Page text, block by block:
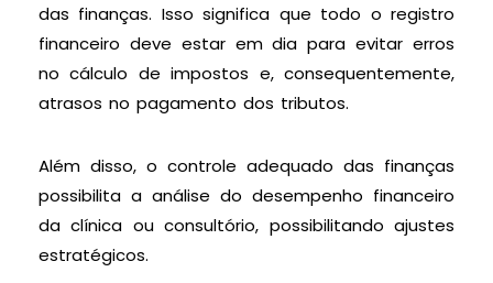
das finanças. Isso significa que todo o registro
financeiro deve estar em dia para evitar erros
no cálculo de impostos e, consequentemente,
atrasos no pagamento dos tributos.
Além disso, o controle adequado das finanças
possibilita a análise do desempenho financeiro
da clínica ou consultório, possibilitando ajustes
estratégicos.